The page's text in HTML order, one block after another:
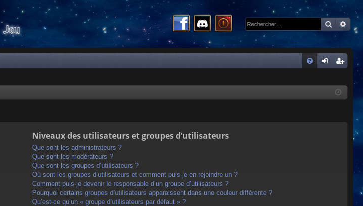
cri
Niveaux des utilisateurs et groupes d’utilisateurs
Que sont les administrateurs ?
Que sont les modérateurs ?
Que sont les groupes d’utilisateurs ?
Où sont les groupes d’utilisateurs et comment puis-je en rejoindre un ?
Comment puis-je devenir le responsable d’un groupe d’utilisateurs ?
Pourquoi certains groupes d’utilisateurs apparaissent dans une couleur différente ?
Qu’est-ce qu’un « groupe d’utilisateurs par défaut » ?